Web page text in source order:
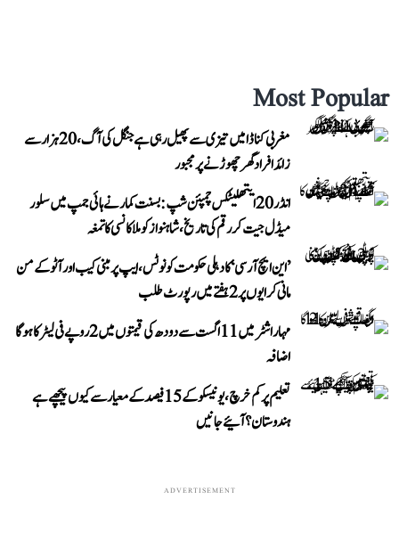
Most Popular
مغربی کناڈا میں تیزی سے پھیل رہی ہے جنگل کی آگ، 20 ہزار سے
زائد افراد گھر چھوڑنے پر مجبور
انڈر 20 ایتھلیٹکس چمپئن شپ: بسنت کمار نے ہائی جمپ میں سلور
میڈل جیت کر رقم کی تاریخ، شاہنواز کو ملا کانسی کا تمغہ
’این ایچ آر سی‘ کا دہلی حکومت کو نوٹس، ایپ پر مبنی کیب اور آٹو کے من
مانی کرایوں پر 2 ہفتے میں رپورٹ طلب
مہاراشٹر میں 11 اگست سے دودھ کی قیمتوں میں 2 روپے فی لیٹر کا ہوگا
اضافہ
تعلیم پر کم خرچ، یونیسکو کے 15 فیصد کے معیار سے کیوں پیچھے ہے
ہندوستان؟ آئیے جانیں
ADVERTISEMENT